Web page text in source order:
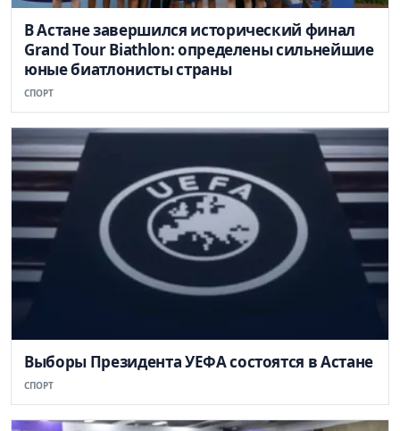
В Астане завершился исторический финал
Grand Tour Biathlon: определены сильнейшие
юные биатлонисты страны
СПОРТ
Выборы Президента УЕФА состоятся в Астане
СПОРТ